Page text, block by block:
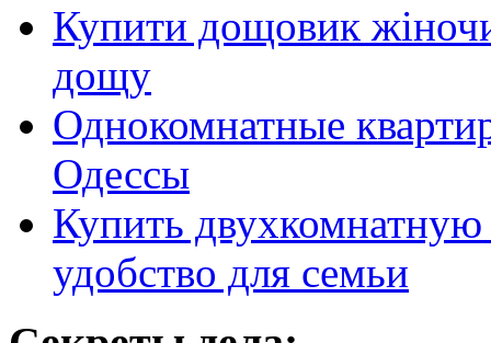
Купити дощовик
дощу
Однокомнатные
Одессы
Купить
удобство для семьи